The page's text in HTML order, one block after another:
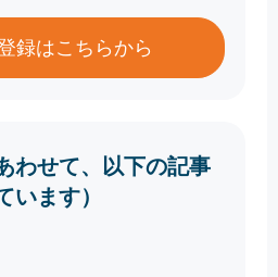
録はこちらから
わせて、以下の記事
います）